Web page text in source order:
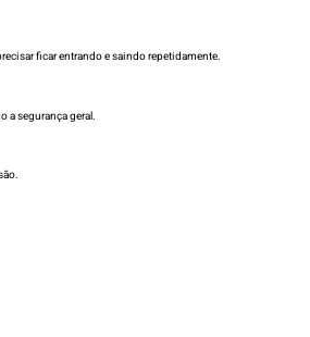
ficar entrando e saindo repetidamente.
a segurança geral.